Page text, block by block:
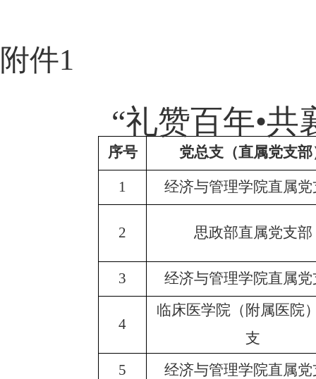
附件1
“礼赞百年•
序号 党总支（直属党支部
1 经济与管理学院直属党
2 思政部直属党支部
3 经济与管理学院直属党
4
临床医学院（附属医院
支
5
经济与管理学院直属党